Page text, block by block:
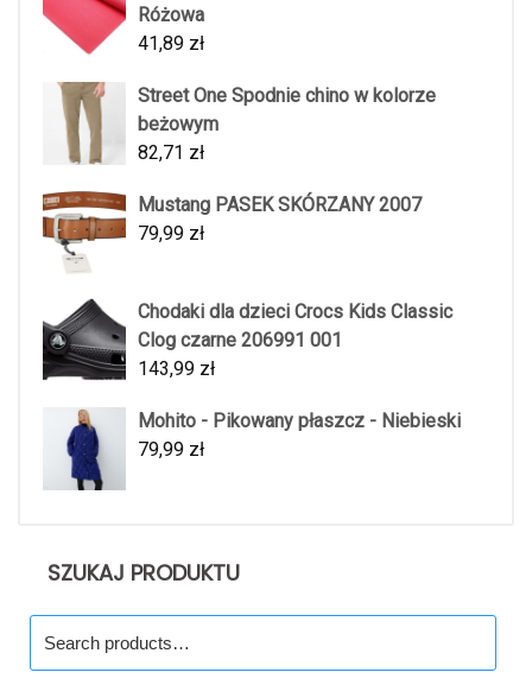
Różowa
41,89 zł
Street One Spodnie chino w kolorze
beżowym
82,71 zł
Mustang PASEK SKÓRZANY 2007
79,99 zł
Chodaki dla dzieci Crocs Kids Classic
Clog czarne 206991 001
143,99 zł
Mohito - Pikowany płaszcz - Niebieski
79,99 zł
SZUKAJ PRODUKTU
for: